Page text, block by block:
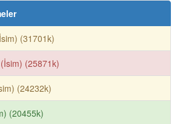
(31701k)
(25871k)
(24232k)
(20455k)